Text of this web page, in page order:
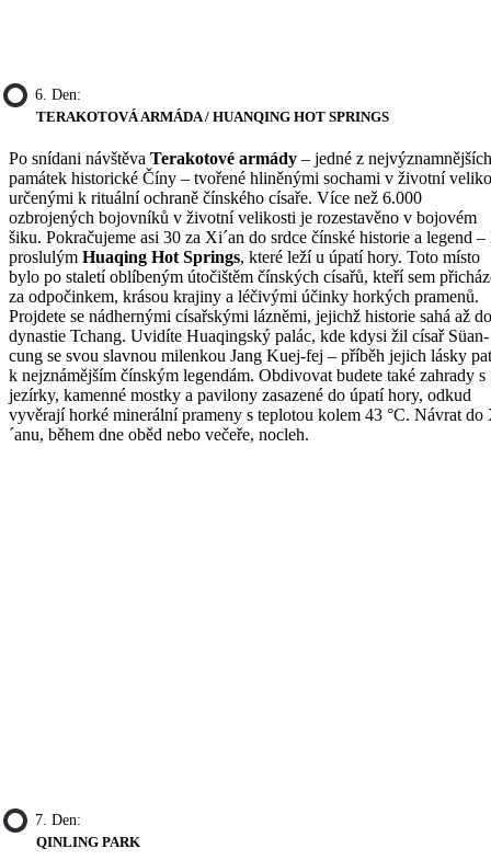
6. Den:
TERAKOTOVÁ ARMÁDA / HUANQING HOT SPRINGS
Po snídani návštěva Terakotové armády – jedné z nejvýznamnějších
památek historické Číny – tvořené hliněnými sochami v životní
určenými k rituální ochraně čínského císaře. Více než 6.000
ozbrojených bojovníků v životní velikosti je rozestavěno v bojovém
šiku. Pokračujeme asi 30 za Xi´an do srdce čínské historie a legend –
proslulým Huaqing Hot Springs, které leží u úpatí hory. Toto místo
bylo po staletí oblíbeným útočištěm čínských císařů, kteří sem
za odpočinkem, krásou krajiny a léčivými účinky horkých pramenů.
Projdete se nádhernými císařskými lázněmi, jejichž historie sahá až do
dynastie Tchang. Uvidíte Huaqingský palác, kde kdysi žil císař Süan-
cung se svou slavnou milenkou Jang Kuej-fej – příběh jejich lásky
k nejznámějším čínským legendám. Obdivovat budete také zahrady s
jezírky, kamenné mostky a pavilony zasazené do úpatí hory, odkud
vyvěrají horké minerální prameny s teplotou kolem 43 °C. Návrat do
´anu, během dne oběd nebo večeře, nocleh.
7. Den:
QINLING PARK